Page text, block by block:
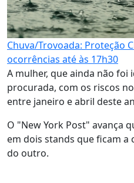
Chuva/Trovoada: Proteção
ocorrências até às 17h30
A mulher, que ainda não
procurada, com os riscos
entre janeiro e abril deste
O "New York Post" avança
em dois stands que ficam
do outro.